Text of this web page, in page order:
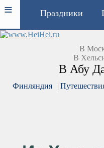
≡ Праздники
В
В
В Абу
Финляндия |